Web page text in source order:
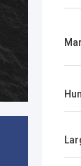
500
délai
avec